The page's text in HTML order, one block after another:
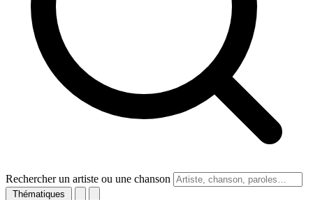
Rechercher un artiste ou une chanson
Thématiques